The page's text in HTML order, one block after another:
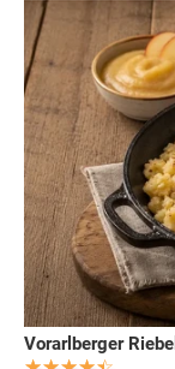
Vorarlberger Riebel